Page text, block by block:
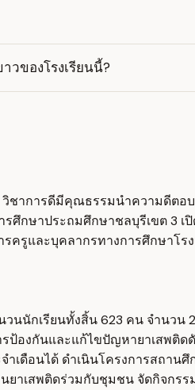
วของโรงเรียนนี้?
ชาการดีมีคุณธรรมนำความดีตอ
ศึกษาประถมศึกษาชลบุรีเขต 3 เ
ครูและบุคลากรทางการศึกษาโ
นักเรียนทั้งสิ้น 623 คน จำนวน
ป้องกันและแก้ไขปัญหายาเสพติด
เดือนได้ ดำเนินโครงการสถาน
าเสพติดร่วมกับชุมชน จัดกิจกรร